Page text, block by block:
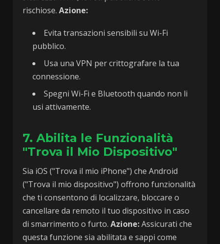
rischiose.Azione:
Evita transazioni sensibili su Wi-Fi
pubblico.
Usa una VPN per crittografare la tua
connessione.
Spegni Wi-Fi e Bluetooth quando non li
usi attivamente.
7. Abilita le Funzionalità
"Trova il Mio Dispositivo"
Sia iOS ("Trova il mio iPhone") che Android
("Trova il mio dispositivo") offrono funzionalità
che ti consentono di localizzare, bloccare o
cancellare da remoto il tuo dispositivo in caso
di smarrimento o furto.Azione:Assicurati che
questa funzione sia abilitata e sappi come